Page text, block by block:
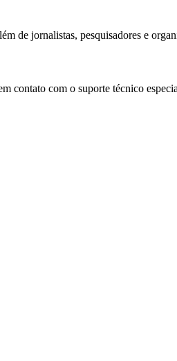
de jornalistas, pesquisadores e
contato com o suporte técnico